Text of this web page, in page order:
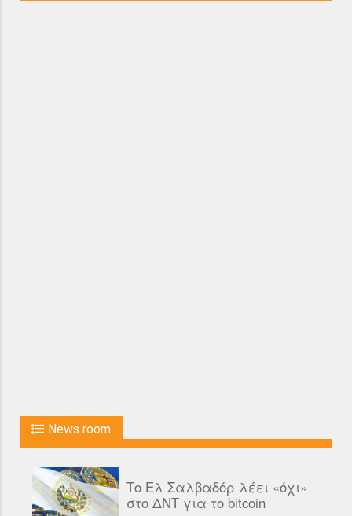
News room
Το Ελ Σαλβαδόρ λέει «όχι»
στο ΔΝΤ για το bitcoin